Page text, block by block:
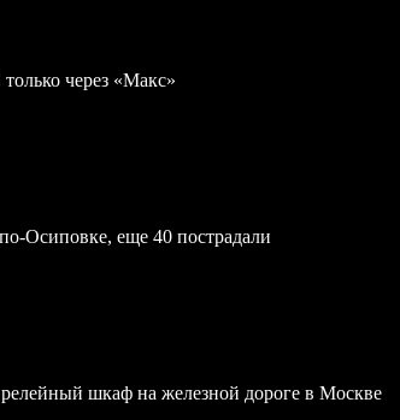
через «Макс»
Осиповке, еще 40 пострадали
шкаф на железной дороге в Москве